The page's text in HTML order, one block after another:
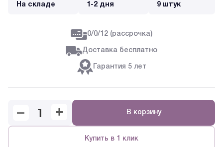
На складе
1-2 дня
9 штук
0/0/12 (рассрочка)
Доставка бесплатно
Гарантия 5 лет
В корзину
Купить в 1 клик